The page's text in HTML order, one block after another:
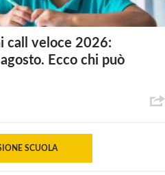
call veloce 2026:
Ecco chi può
SCUOLA